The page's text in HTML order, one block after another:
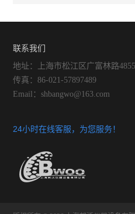
联系我们
地址：上海市松江区广富林路
传真：86-021-57897489
Email：shbangwo@163.com
24小时在线客服，为您服务！